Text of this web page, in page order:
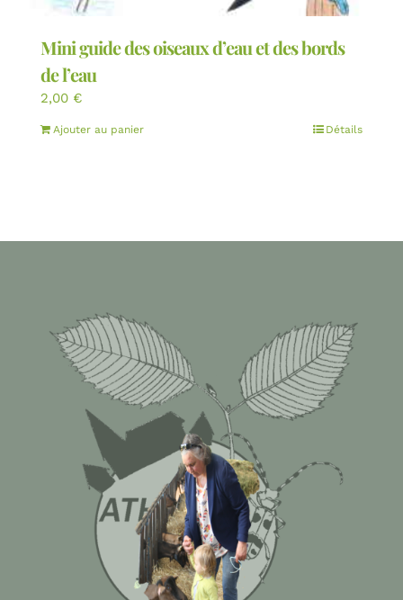
Mini guide des oiseaux d’eau et des bords
de l’eau
2,00 €
Ajouter au panier Détails